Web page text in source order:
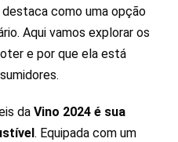
como uma opção
Aqui vamos explorar os
e por que ela está
da Vino 2024 é sua
. Equipada com um